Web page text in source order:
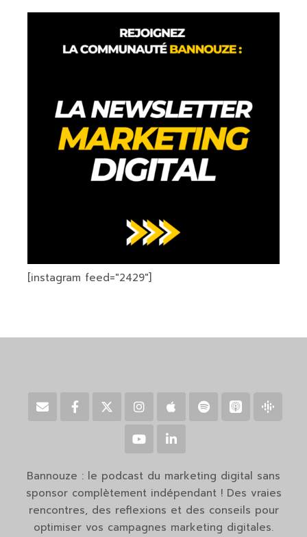
[instagram feed="2429"]
Bannouze : le podcast du marketing digital sans
sponsor complètement indépendant ! Des vraies
rencontres, des reflexions et des conseils pour
optimiser vos campagnes marketing digitales.